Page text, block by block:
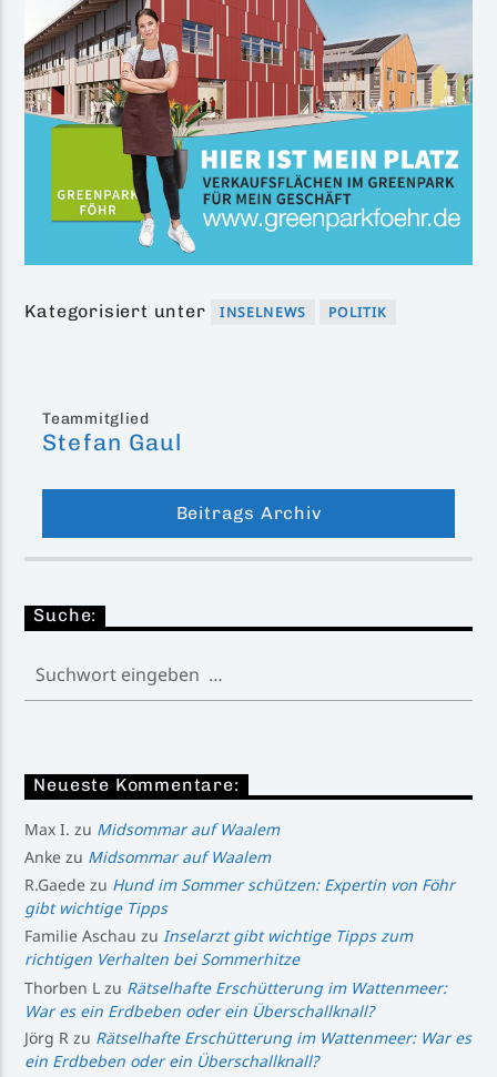
Kategorisiert unter INSELNEWS POLITIK
Teammitglied
Stefan Gaul
Beitrags Archiv
Suche:
Neueste Kommentare:
Max I. zu Midsommar auf Waalem
Anke zu Midsommar auf Waalem
R.Gaede zu Hund im Sommer schützen: Expertin von Föhr
gibt wichtige Tipps
Familie Aschau zuInselarzt gibt wichtige Tipps zum
richtigen Verhalten bei Sommerhitze
Thorben L zu Rätselhafte Erschütterung im Wattenmeer:
War es ein Erdbeben oder ein Überschallknall?
Jörg R zu Rätselhafte Erschütterung im Wattenmeer: War es
ein Erdbeben oder ein Überschallknall?